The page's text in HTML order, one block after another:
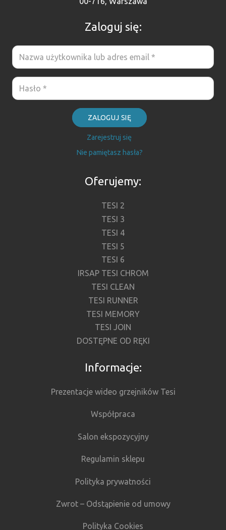
Zaloguj się:
ZALOGUJ SIĘ
Zarejestruj się
Nie pamiętasz hasła?
Oferujemy:
TESI 2
TESI 3
TESI 4
TESI 5
TESI 6
IRSAP TESI CHROM
TESI CLEAN
TESI RUNNER
TESI MEMORY
TESI JOIN
DOSTĘPNE OD RĘKI
Informacje:
Prezentacje wideo grzejników Tesi
Współpraca
Salon ekspozycyjny
Regulamin sklepu
Polityka prywatności
Zwrot – Odstąpienie od umowy
Polityka Cookies